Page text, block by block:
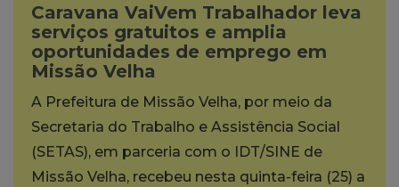
Caravana VaiVem Trabalhador leva
serviços gratuitos e amplia
oportunidades de emprego em
Missão Velha
A Prefeitura de Missão Velha, por meio da
Secretaria do Trabalho e Assistência Social
(SETAS), em parceria com o IDT/SINE de
Missão Velha, recebeu nesta quinta-feira (25) a